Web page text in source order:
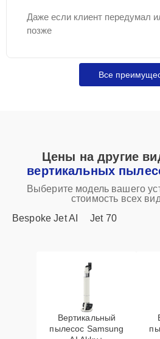
Даже если клиент передумал
позже
Все
Цены на другие
вертикальных
Выберите модель вашего
стоимость всех
Bespoke Jet AI
Jet 70
Вертикальный
пылесос Samsung